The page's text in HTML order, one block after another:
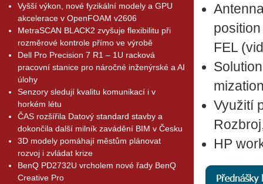
Vyšší výkon, nové fyzikální modely a GPU
akcelerace v OpenFOAM v2606
MetraSCAN BLACK2 zvyšuje flexibilitu při
rozměrové kontrole přímo ve výrobě
Dell Pro Precision 7 R1 – 1U racková
pracovní stanice pro náročné inženýrské a AI
úlohy
Senzory sledují kvalitu komunikací i v
horkém létu
ČAS rozšířila Datový standard stavby a
dokončila další milník zavádění BIM v Česku
3D modely pomáhají městům plánovat
rozvoj i zvládat krize
BenQ PD2732U vrcholem nové řady BenQ
Creative Pro
FEL
Vy­u­ži­tí
HP